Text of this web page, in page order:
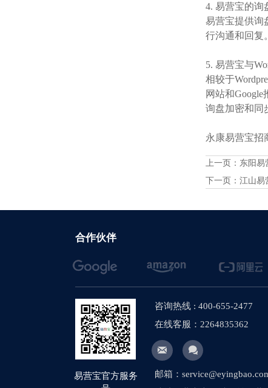
4. 易营宝的询
易营宝提供询
行沟通和回复。
5. 易营宝与
相较于
网站和
询盘加密和同
永康易营宝招
上一页： 东阳易
下一页： 江山易
合作伙伴
易营宝官方服务
咨询热线 : 400-655-2477
在线客服：2264835362
 
邮箱：